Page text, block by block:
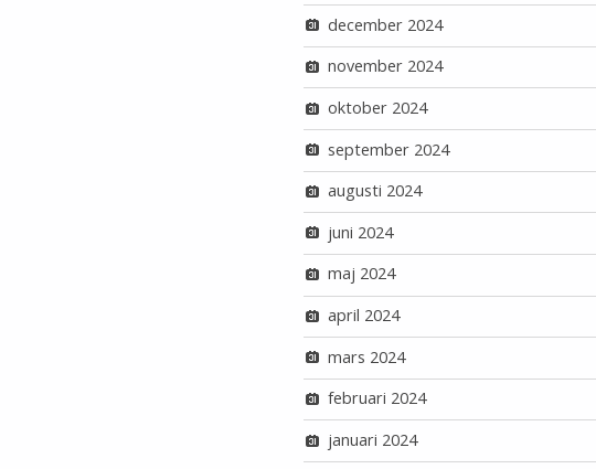
december 2024
november 2024
oktober 2024
september 2024
augusti 2024
juni 2024
maj 2024
april 2024
mars 2024
februari 2024
januari 2024